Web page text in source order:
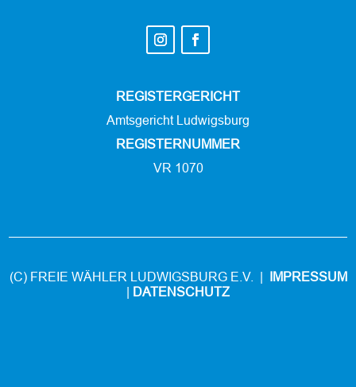
REGISTERGERICHT
Amtsgericht Ludwigsburg
REGISTERNUMMER
VR 1070
(C) FREIE WÄHLER LUDWIGSBURG E.V. | IMPRESSUM
| DATENSCHUTZ